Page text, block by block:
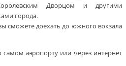
Дворцом и другими
города.
сможете доехать до южного вокзала
аэропорту или через интернет